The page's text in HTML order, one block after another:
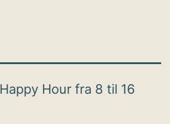
Happy Hour fra 8 til 16